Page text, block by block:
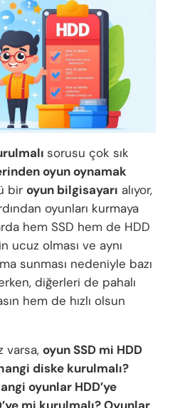
sorusu çok sık
oyun oynamak
bir oyun bilgisayarı alıyor,
oyunları kurmaya
hem SSD hem de HDD
ucuz olması ve aynı
sunması nedeniyle bazı
diğerleri de pahalı
hem de hızlı olsun
varsa, oyun SSD mi HDD
diske kurulmalı?
oyunlar HDD’ye